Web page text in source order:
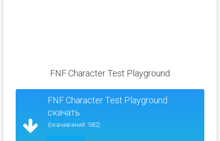
FNF Character Test Playground
FNF Character Test Playground
скачать
(скачиваний: 582)